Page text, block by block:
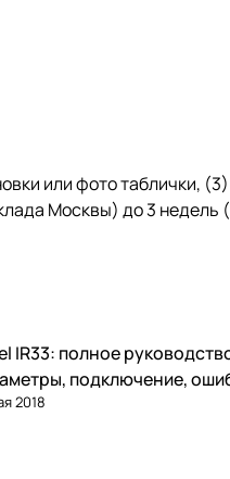
или фото таблички, (3)
Москвы) до 3 недель
и контроллеры
IR33: полное
подключение,
2018